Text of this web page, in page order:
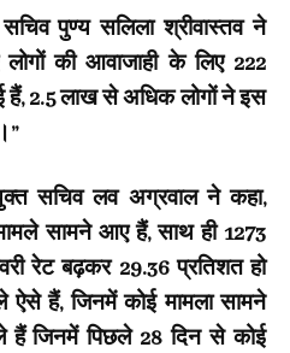
पुण्य सलिला श्रीवास्तव ने
की आवाजाही के लिए 222
2.5 लाख से अधिक लोगों ने इस
सचिव लव अग्रवाल ने कहा,
सामने आए हैं, साथ ही 1273
रेट बढ़कर 29.36 प्रतिशत हो
हैं, जिनमें कोई मामला सामने
हैं जिनमें पिछले 28 दिन से कोई